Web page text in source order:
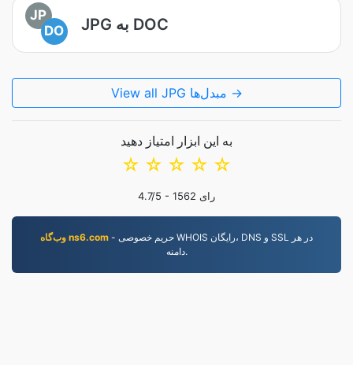
JP
DO
JPG به DOC
View all JPG مبدل‌ها →
به این ابزار امتیاز دهید
☆
☆
☆
☆
☆
4.7/5 - 1562 رای
وب‌گاه ns6.com - حریم خصوصی WHOIS رایگان، DNS و SSL در هر
دامنه.